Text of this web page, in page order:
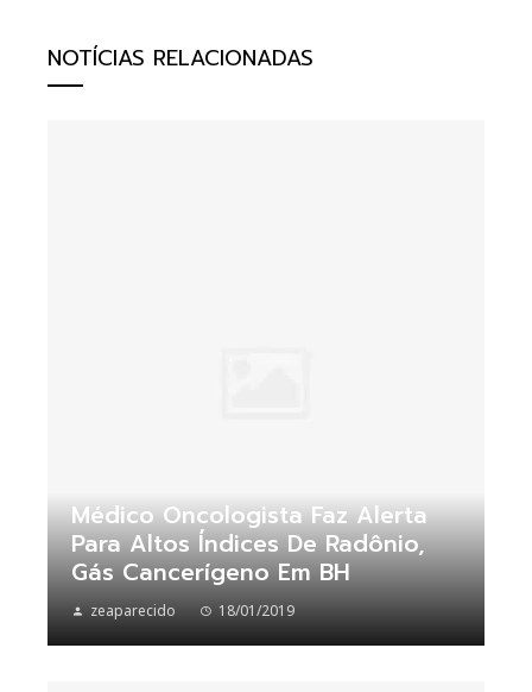
NOTÍCIAS RELACIONADAS
Médico Oncologista Faz Alerta
Para Altos Índices De Radônio,
Gás Cancerígeno Em BH
zeaparecido 18/01/2019